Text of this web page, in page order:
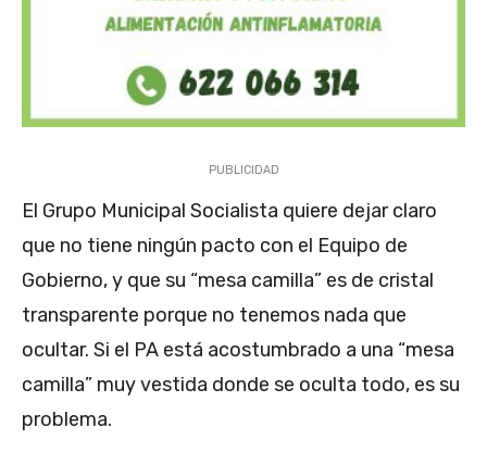
PUBLICIDAD
El Grupo Municipal Socialista quiere dejar claro
que no tiene ningún pacto con el Equipo de
Gobierno, y que su “mesa camilla” es de cristal
transparente porque no tenemos nada que
ocultar. Si el PA está acostumbrado a una “mesa
camilla” muy vestida donde se oculta todo, es su
problema.